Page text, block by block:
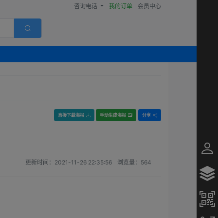
咨询电话 我的订单 会员中心
直接下载海报 手动生成海报 分享
更新时间： 2021-11-26 22:35:56 浏览量： 564